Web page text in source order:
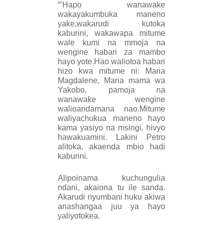
“’Hapo wanawake
wakayakumbuka maneno
yake,wakarudi kutoka
kaburini, wakawapa mitume
wale kumi na mmoja na
wengine habari za mambo
hayo yote.Hao waliotoa habari
hizo kwa mitume ni: Maria
Magdalene, Maria mama wa
Yakobo, pamoja na
wanawake wengine
walioandamana nao.Mitume
waliyachukua maneno hayo
kama yasiyo na msingi, hivyo
hawakuamini.
Lakini Petro
alitoka, akaenda mbio hadi
kaburini.
Alipoinama kuchungulia
ndani, akaiona tu ile sanda.
Akarudi nyumbani huku akiwa
anashangaa juu ya hayo
yaliyotokea.